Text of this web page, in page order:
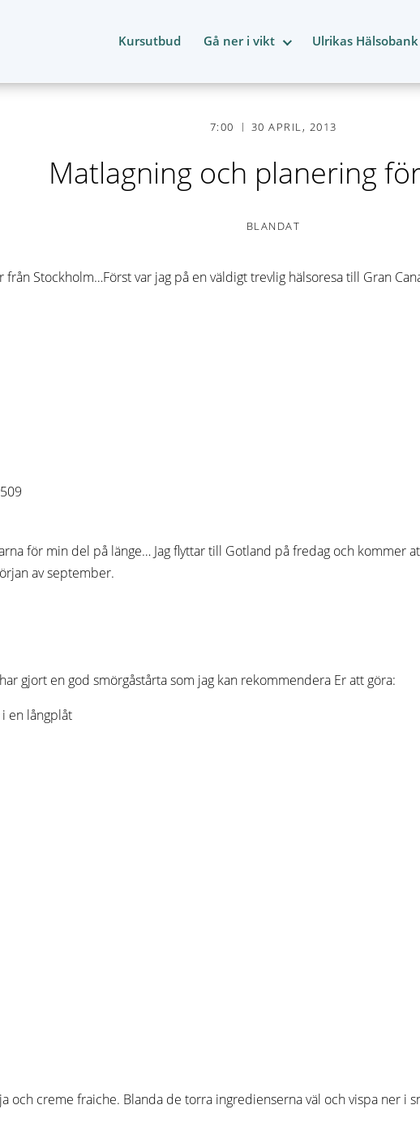
Kursutbud Gå ner i vikt Ulrikas Hälsobank
7:00 30 APRIL, 2013
Matlagning och planering
BLANDAT
från Stockholm…Först var jag på en väldigt trevlig hälsoresa till Gran
för min del på länge… Jag flyttar till Gotland på fredag och kommer
av september.
gjort en god smörgåstårta som jag kan rekommendera Er att göra:
en långplåt
och creme fraiche. Blanda de torra ingredienserna väl och vispa ner i